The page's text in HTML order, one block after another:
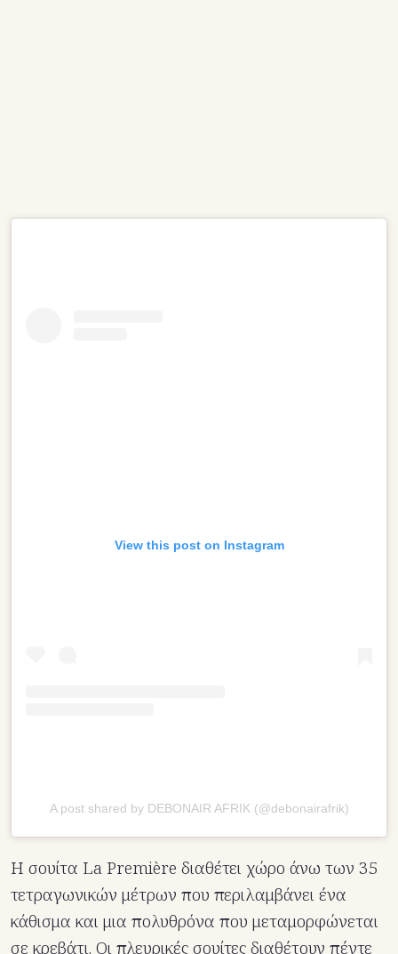
View this post on Instagram
A post shared by DEBONAIR AFRIK (@debonairafrik)
Η σουίτα La Première διαθέτει χώρο άνω των 35
τετραγωνικών μέτρων που περιλαμβάνει ένα
κάθισμα και μια πολυθρόνα που μεταμορφώνεται
σε κρεβάτι. Οι πλευρικές σουίτες διαθέτουν πέντε